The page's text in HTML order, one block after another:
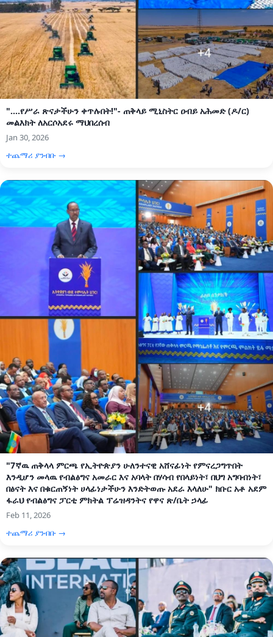
"....የሥራ ጽናታችሁን ቀጥሉበት!"- ጠቅላይ ሚኒስትር ዐብይ አሕመድ (ዶ/ር)
መልእክት ለአርሶአደሩ ማህበረሰብ
Jan 30, 2026
ተጨማሪ ያንብቡ →
"7ኛዉ ጠቅላላ ምርጫ የኢትዮጵያን ሁለንተናዊ አሸናፊነት የምናረጋግጥበት
እንዲሆን መላዉ የብልፅግና አመራር እና አባላት በሃሳብ የበላይነት፣ በህግ አግባብነት፣
በፅናት እና በቁርጠኝነት ሀላፊነታችሁን እንድትወጡ አደራ እላለሁ" ክቡር አቶ አደም
ፋራህ የብልፅግና ፓርቲ ምክትል ፕሬዝዳንትና የዋና ጽ/ቤት ኃላፊ
Feb 11, 2026
ተጨማሪ ያንብቡ →